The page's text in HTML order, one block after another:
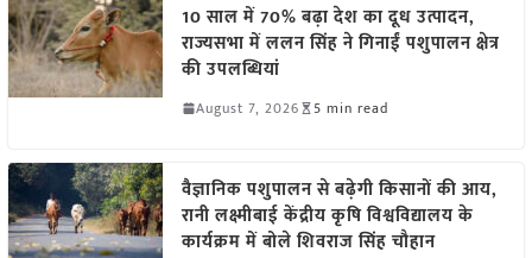
10 साल में 70% बढ़ा देश का दूध उत्पादन,
राज्यसभा में ललन सिंह ने गिनाईं पशुपालन क्षेत्र
की उपलब्धियां
August 7, 2026 5 min read
वैज्ञानिक पशुपालन से बढ़ेगी किसानों की आय,
रानी लक्ष्मीबाई केंद्रीय कृषि विश्वविद्यालय के
कार्यक्रम में बोले शिवराज सिंह चौहान